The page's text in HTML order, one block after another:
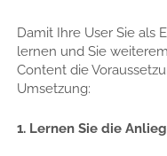
Damit Ihre User Sie als
lernen und Sie
Content die
Umsetzung:
1. Lernen Sie die